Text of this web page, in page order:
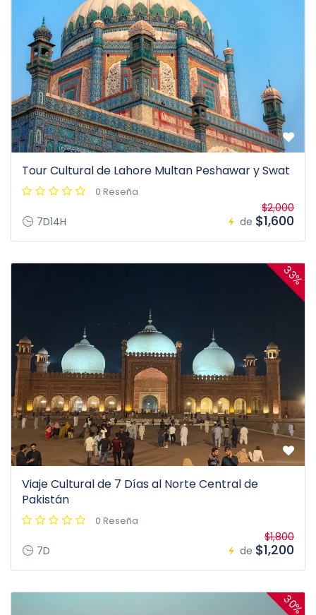
Tour Cultural de Lahore Multan Peshawar y Swat
0 Reseña
7D14H de
$2,000
$1,600
33%
Viaje Cultural de 7 Días al Norte Central de
Pakistán
0 Reseña
7D de
$1,800
$1,200
30%